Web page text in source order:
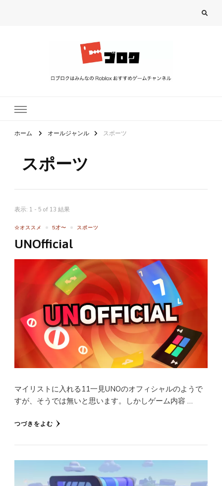
ホーム オールジャンル スポーツ
スポーツ
表示: 1 - 5 of 13 結果
☆オススメ 5才〜 スポーツ
UNOfficial
マイリストに入れる11一見UNOのオフィシャルのようで
すが、そうでは無いと思います。しかしゲーム内容 …
つづきをよむ